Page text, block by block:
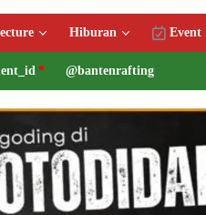
Hiburan Event
@bantenrafting